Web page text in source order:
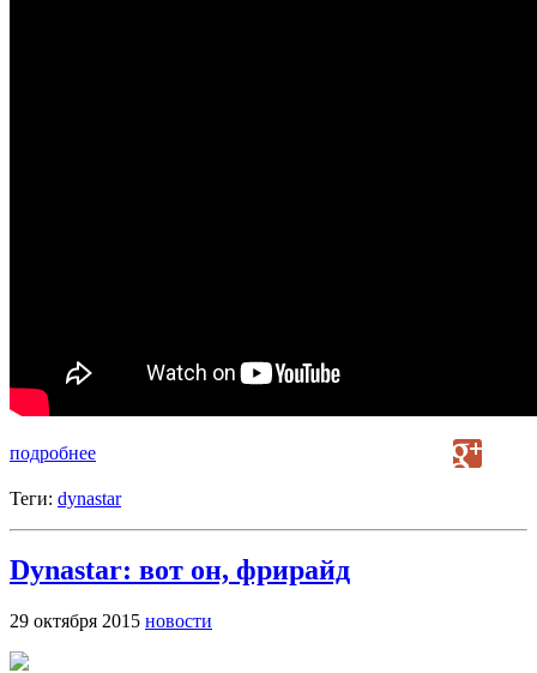
подробнее
Теги: dynastar
Dynastar: вот он, фрирайд
29 октября 2015 новости